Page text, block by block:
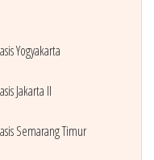
Yogyakarta
Jakarta II
Semarang Timur